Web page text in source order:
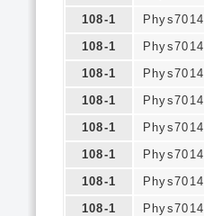
108-1
Phys7014
108-1
Phys7014
108-1
Phys7014
108-1
Phys7014
108-1
Phys7014
108-1
Phys7014
108-1
Phys7014
108-1
Phys7014